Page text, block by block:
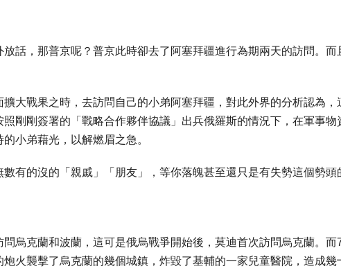
話，那普京呢？普京此時卻去了阿塞拜疆進行為期兩天的訪問。而
大戰果之時，去訪問自己的小弟阿塞拜疆，對此外界的分析認為，
剛剛簽署的「戰略合作夥伴協議」出兵俄羅斯的情況下，在軍事物
小弟藉光，以解燃眉之急。
有的沒的「親戚」「朋友」，等你落魄甚至還只是有失勢這個勢頭
烏克蘭和波蘭，這可是俄烏戰爭開始後，莫迪首次訪問烏克蘭。而
火襲擊了烏克蘭的幾個城鎮，炸毀了基輔的一家兒童醫院，造成幾